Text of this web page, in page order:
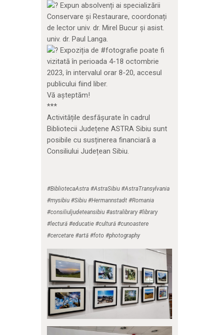
Expun absolvenți ai specializării
Conservare și Restaurare, coordonați
de lector univ. dr. Mirel Bucur și asist.
univ. dr. Paul Langa.
Expoziția de #fotografie poate fi
vizitată în perioada 4-18 octombrie
2023, în intervalul orar 8-20, accesul
publicului fiind liber.
Vă așteptăm!
***
Activitățile desfășurate în cadrul
Bibliotecii Județene ASTRA Sibiu sunt
posibile cu susținerea financiară a
Consiliului Județean Sibiu.
#BibliotecaAstra #AstraSibiu #AstraTransylvania
#mysibiu #Sibiu #Hermannstadt #Romania
#consiliuljudeteansibiu #astralibrary #library
#lectură #educatie #cultură #cunoastere
#cercetare #artă #foto #photography